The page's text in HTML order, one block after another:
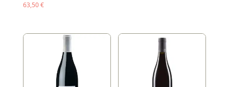
63,50€